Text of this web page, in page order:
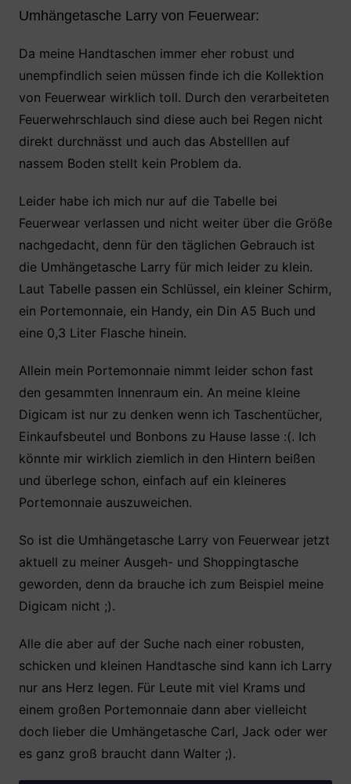
Umhängetasche Larry von Feuerwear:
Da meine Handtaschen immer eher robust und
unempfindlich seien müssen finde ich die Kollektion
von Feuerwear wirklich toll. Durch den verarbeiteten
Feuerwehrschlauch sind diese auch bei Regen nicht
direkt durchnässt und auch das Abstelllen auf
nassem Boden stellt kein Problem da.
Leider habe ich mich nur auf die Tabelle bei
Feuerwear verlassen und nicht weiter über die Größe
nachgedacht, denn für den täglichen Gebrauch ist
die Umhängetasche Larry für mich leider zu klein.
Laut Tabelle passen ein Schlüssel, ein kleiner Schirm,
ein Portemonnaie, ein Handy, ein Din A5 Buch und
eine 0,3 Liter Flasche hinein.
Allein mein Portemonnaie nimmt leider schon fast
den gesammten Innenraum ein. An meine kleine
Digicam ist nur zu denken wenn ich Taschentücher,
Einkaufsbeutel und Bonbons zu Hause lasse :(. Ich
könnte mir wirklich ziemlich in den Hintern beißen
und überlege schon, einfach auf ein kleineres
Portemonnaie auszuweichen.
So ist die Umhängetasche Larry von Feuerwear jetzt
aktuell zu meiner Ausgeh- und Shoppingtasche
geworden, denn da brauche ich zum Beispiel meine
Digicam nicht ;).
Alle die aber auf der Suche nach einer robusten,
schicken und kleinen Handtasche sind kann ich Larry
nur ans Herz legen. Für Leute mit viel Krams und
einem großen Portemonnaie dann aber vielleicht
doch lieber die Umhängetasche Carl, Jack oder wer
es ganz groß braucht dann Walter ;).